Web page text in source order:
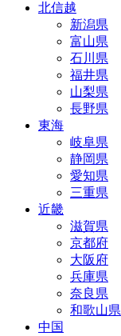
北信越
新潟県
富山県
石川県
福井県
山梨県
長野県
東海
岐阜県
静岡県
愛知県
三重県
近畿
滋賀県
京都府
大阪府
兵庫県
奈良県
和歌山県
中国